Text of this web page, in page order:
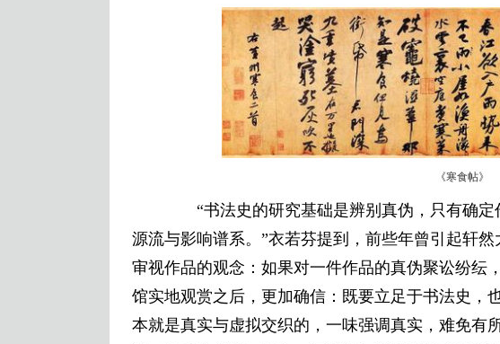
《寒食帖》
“书法史的研究基础是辨别真伪，只有确定
源流与影响谱系。”衣若芬提到，前些年曾引起轩
审视作品的观念：如果对一件作品的真伪聚讼纷纭
馆实地观赏之后，更加确信：既要立足于书法史，
本就是真实与虚拟交织的，一味强调真实，难免有